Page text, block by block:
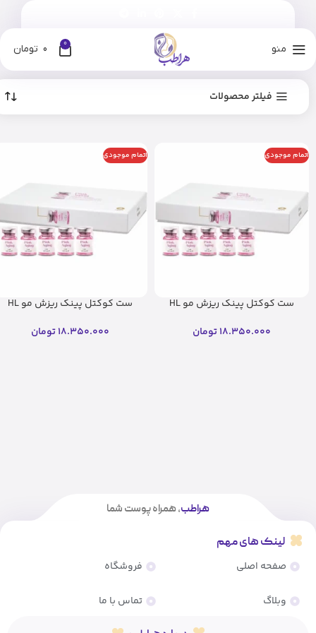
منو 0
0 تومان
فیلتر محصولات
اتمام موجودی
ست کوکتل پینک ریزش مو HL
18.350.000تومان
اتمام موجودی
ست کوکتل پینک ریزش مو HL
18.350.000تومان
هراطب، همراه پوست شما
لینک های مهم
صفحه اصلی
وبلاگ
فروشگاه
تماس با ما